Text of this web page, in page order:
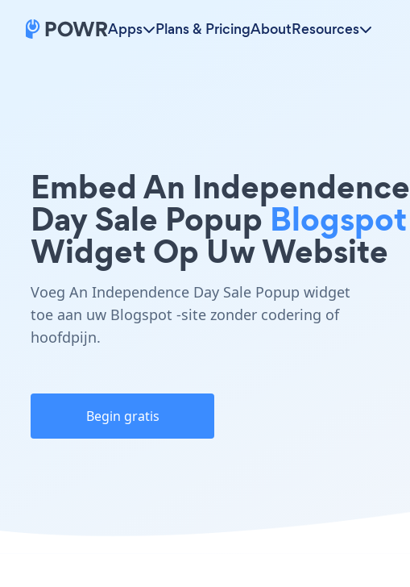
Apps Plans & PricingAboutResources
Embed An Independence
Day Sale PopupBlogspot
Widget Op Uw Website
Voeg An Independence Day Sale Popup widget
toe aan uw Blogspot -site zonder codering of
hoofdpijn.
Begin gratis